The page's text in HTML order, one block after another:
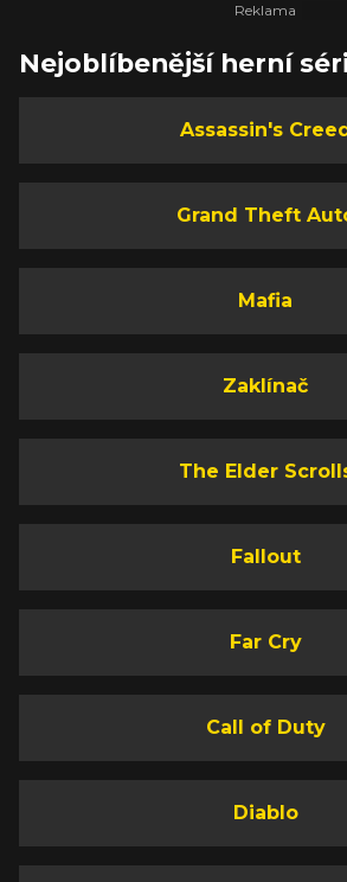
Nejoblíbenější herní
Assassin's
Grand Theft
Mafia
Zaklínač
The Elder
Fallout
Far Cry
Call of Duty
Diablo